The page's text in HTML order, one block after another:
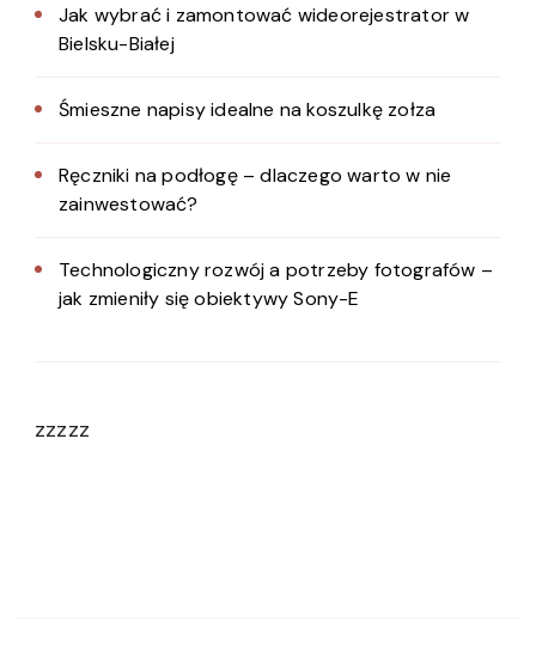
Jak wybrać i zamontować wideorejestrator w
Bielsku-Białej
Śmieszne napisy idealne na koszulkę zołza
Ręczniki na podłogę – dlaczego warto w nie
zainwestować?
Technologiczny rozwój a potrzeby fotografów –
jak zmieniły się obiektywy Sony-E
zzzzz